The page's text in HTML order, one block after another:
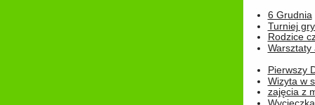
6 Grudnia
Turniej
Rodzice
Warsztaty
Pierwszy
Wizyta w
zajęcia z